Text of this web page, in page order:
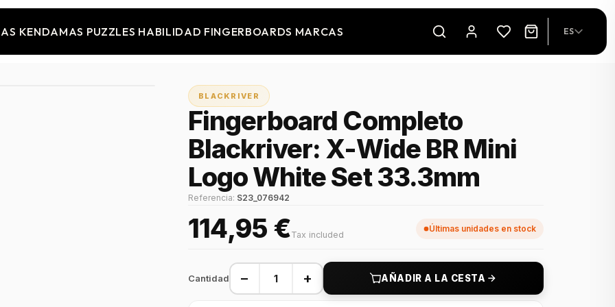
KENDAMAS PUZZLES HABILIDAD FINGERBOARDS MARCAS ES
BLACKRIVER
Fingerboard Completo
Blackriver: X-Wide BR Mini
Logo White Set 33.3mm
Referencia: S23_076942
114,95 €Tax included
Últimas unidades en stock
Cantidad − + AÑADIR A LA CESTA